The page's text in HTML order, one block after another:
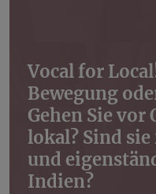
Vocal for
Bewegung
Gehen Sie vor
lokal? Sind
und
Indien?